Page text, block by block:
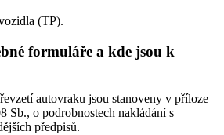
(TP).
formuláře a kde jsou k
autovraku jsou stanoveny v příloze
Sb., o podrobnostech nakládání s
předpisů.